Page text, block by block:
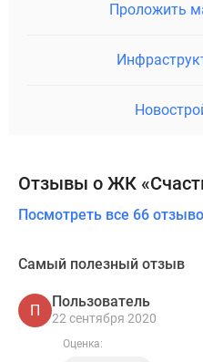
Проложить
Отзывы о ЖК
Посмотреть все 66
Самый полезный отзыв
П
Пользователь
22 сентября 2020
Оценка: